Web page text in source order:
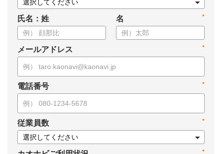
氏名：姓 *
名
*
メールアドレス
*
電話番号
*
従業員数
*